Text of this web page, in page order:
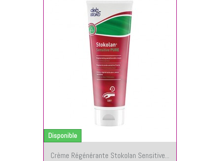
Crème Régénérante Stokolan Sensitive...
Disponible